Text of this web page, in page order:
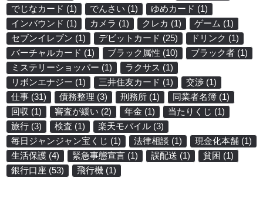
でじなカード (1) でんさい (1) ゆめカード (1)
インバウンド (1) カメラ (1) クレカ (1) ゲーム (1)
セブンイレブン (1) デビットカード (25) ドリンク (1)
バーチャルカード (1) ブラック属性 (10) ブラック者 (1)
ミステリーショッパー (1) ラクサス (1)
リボンエナジー (1) 三井住友カード (1) 交渉 (1)
仕事 (31) 債務整理 (3) 刑務所 (1) 同業者名簿 (1)
回収 (1) 審査が緩い (2) 年金 (1) 当たりくじ (1)
旅行 (3) 検査 (1) 楽天モバイル (3)
毎日ジャンジャン宝くじ (1) 法律相談 (1) 現金化本舗 (1)
生活保護 (4) 緊急事態宣言 (1) 誤配送 (1) 貧困 (1)
銀行口座 (53) 飛行機 (1)